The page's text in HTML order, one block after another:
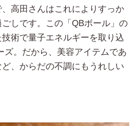
高田さんはこれによりすっか
しです。この「QBボール」の
術で量子エネルギーを取り込
ズ。だから、美容アイテムであ
、からだの不調にもうれしい